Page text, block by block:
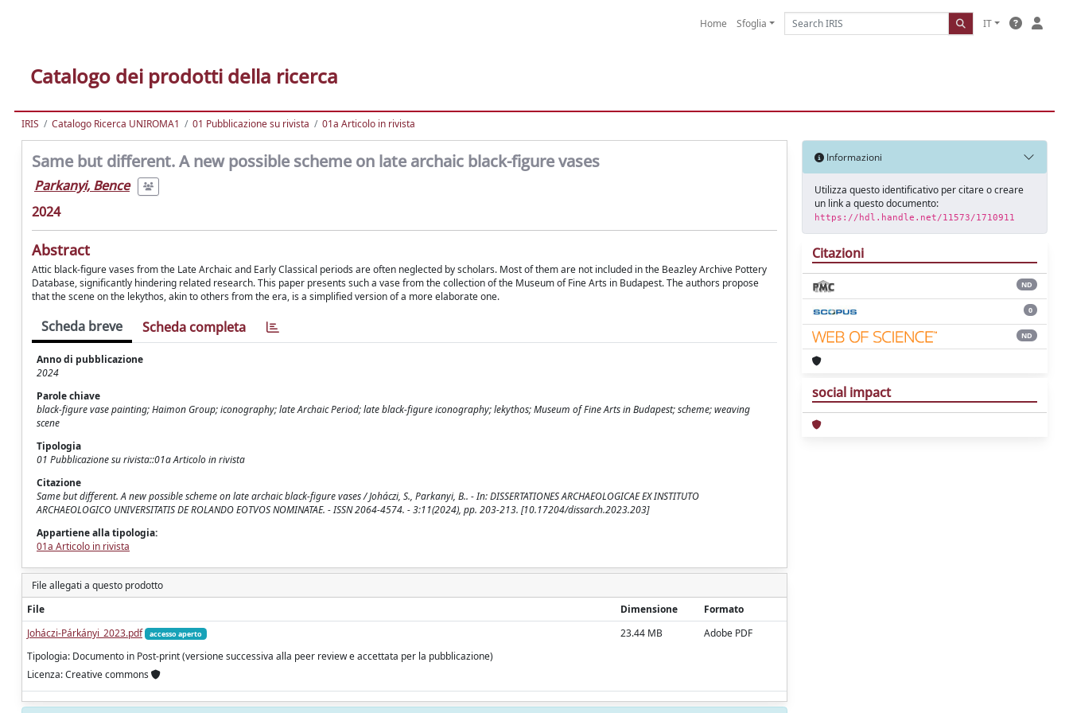
Home Sfoglia IT
Catalogo dei prodotti della ricerca
IRIS Catalogo Ricerca UNIROMA1 01 Pubblicazione su rivista 01a Articolo in rivista
Same but different. A new possible scheme on late archaic black-figure vases
Parkanyi, Bence
2024
Abstract
Attic black-figure vases from the Late Archaic and Early Classical periods are often neglected by scholars. Most of them are not included in the Beazley Archive Pottery
Database, significantly hindering related research. This paper presents such a vase from the collection of the Museum of Fine Arts in Budapest. The authors propose
that the scene on the lekythos, akin to others from the era, is a simplified version of a more elaborate one.
Scheda breve Scheda completa
Anno di pubblicazione
2024
Parole chiave
black-figure vase painting; Haimon Group; iconography; late Archaic Period; late black-figure iconography; lekythos; Museum of Fine Arts in Budapest; scheme; weaving
scene
Tipologia
01 Pubblicazione su rivista::01a Articolo in rivista
Citazione
Same but different. A new possible scheme on late archaic black-figure vases / Joháczi, S., Parkanyi, B.. - In: DISSERTATIONES ARCHAEOLOGICAE EX INSTITUTO
ARCHAEOLOGICO UNIVERSITATIS DE ROLANDO EOTVOS NOMINATAE. - ISSN 2064-4574. - 3:11(2024), pp. 203-213. [10.17204/dissarch.2023.203]
Appartiene alla tipologia:
01a Articolo in rivista
File allegati a questo prodotto
File
Dimensione
Formato
Joháczi-Párkányi_2023.pdf
accesso aperto
Tipologia: Documento in Post-print (versione successiva alla peer review e accettata per la pubblicazione)
Licenza: Creative commons
23.44 MB Adobe PDF
Informazioni
Utilizza questo identificativo per citare o creare
un link a questo documento:
https://hdl.handle.net/11573/1710911
Citazioni
ND
0
ND
social impact